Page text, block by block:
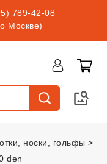
789-42-08
Москве)
носки, гольфы
den